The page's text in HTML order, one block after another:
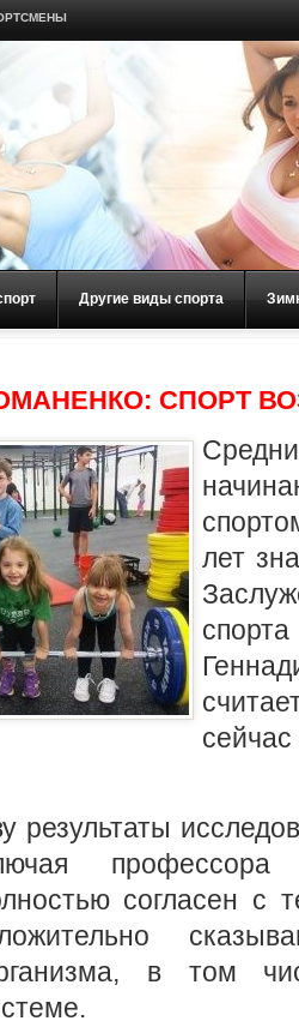
Другие виды спорта
СПОРТ
лет
результаты
согласен с
в том